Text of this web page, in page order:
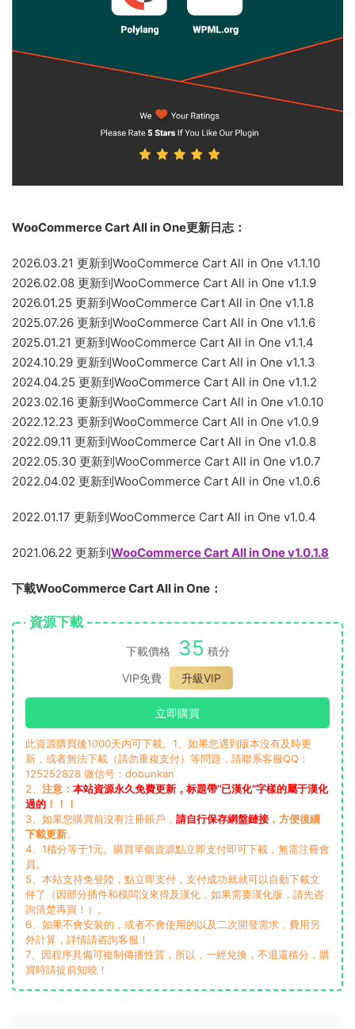
WooCommerce Cart All in One更新日志：
2026.03.21 更新到WooCommerce Cart All in One v1.1.10
2026.02.08 更新到WooCommerce Cart All in One v1.1.9
2026.01.25 更新到WooCommerce Cart All in One v1.1.8
2025.07.26 更新到WooCommerce Cart All in One v1.1.6
2025.01.21 更新到WooCommerce Cart All in One v1.1.4
2024.10.29 更新到WooCommerce Cart All in One v1.1.3
2024.04.25 更新到WooCommerce Cart All in One v1.1.2
2023.02.16 更新到WooCommerce Cart All in One v1.0.10
2022.12.23 更新到WooCommerce Cart All in One v1.0.9
2022.09.11 更新到WooCommerce Cart All in One v1.0.8
2022.05.30 更新到WooCommerce Cart All in One v1.0.7
2022.04.02 更新到WooCommerce Cart All in One v1.0.6
2022.01.17 更新到WooCommerce Cart All in One v1.0.4
2021.06.22 更新到WooCommerce Cart All in One v1.0.1.8
下載WooCommerce Cart All in One：
資源下載
下載價格 35 積分
VIP免費
升級VIP
立即購買
此資源購買後1000天内可下載。1、如果您遇到版本沒有及時更
新，或者無法下載（請勿重複支付）等問題，請聯系客服QQ：
125252828 微信号：dobunkan
2、 注意： 本站資源永久免費更新，标題帶“已漢化”字樣的屬于漢化
過的 ！！！
3、如果您購買前沒有注冊賬戶， 請自行保存網盤鏈接 ，方便後續
下載更新。
4、1積分等于1元。購買單個資源點立即支付即可下載，無需注冊會
員。
5、本站支持免登陸，點立即支付，支付成功就就可以自動下載文
件了（因部分插件和模闆沒來得及漢化，如果需要漢化版，請先咨
詢清楚再買！）。
6、如果不會安裝的，或者不會使用的以及二次開發需求，費用另
外計算，詳情請咨詢客服！
7、因程序具備可複制傳播性質，所以，一經兌換，不退還積分，購
買時請提前知曉！